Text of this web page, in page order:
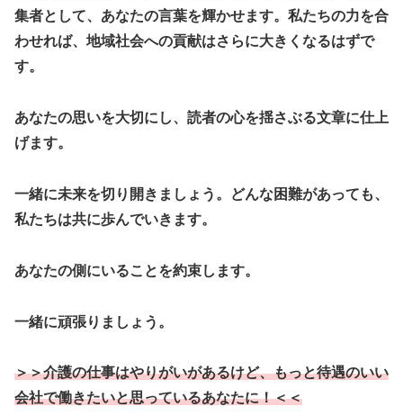
集者として、あなたの言葉を輝かせます。私たちの力を合
わせれば、地域社会への貢献はさらに大きくなるはずで
す。
あなたの思いを大切にし、読者の心を揺さぶる文章に仕上
げます。
一緒に未来を切り開きましょう。どんな困難があっても、
私たちは共に歩んでいきます。
あなたの側にいることを約束します。
一緒に頑張りましょう。
＞＞介護の仕事はやりがいがあるけど、もっと待遇のいい
会社で働きたいと思っているあなたに！＜＜